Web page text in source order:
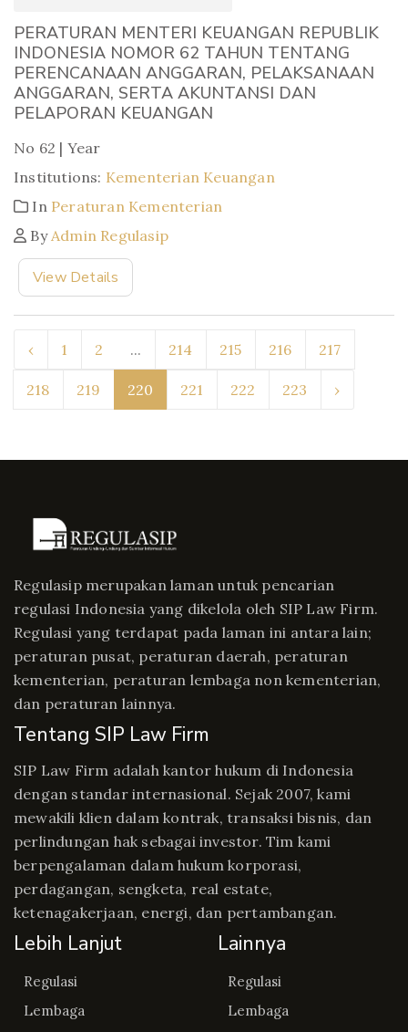
PERATURAN MENTERI KEUANGAN REPUBLIK
INDONESIA NOMOR 62 TAHUN TENTANG
PERENCANAAN ANGGARAN, PELAKSANAAN
ANGGARAN, SERTA AKUNTANSI DAN
PELAPORAN KEUANGAN
No 62 | Year
Institutions: Kementerian Keuangan
In Peraturan Kementerian
ByAdmin Regulasip
View Details
‹ 1 2 ... 214 215 216 217
218 219 220 221 222 223 ›
Regulasip merupakan laman untuk pencarian
regulasi Indonesia yang dikelola oleh SIP Law Firm.
Regulasi yang terdapat pada laman ini antara lain;
peraturan pusat, peraturan daerah, peraturan
kementerian, peraturan lembaga non kementerian,
dan peraturan lainnya.
Tentang SIP Law Firm
SIP Law Firm adalah kantor hukum di Indonesia
dengan standar internasional. Sejak 2007, kami
mewakili klien dalam kontrak, transaksi bisnis, dan
perlindungan hak sebagai investor. Tim kami
berpengalaman dalam hukum korporasi,
perdagangan, sengketa, real estate,
ketenagakerjaan, energi, dan pertambangan.
Lebih Lanjut
Regulasi
Lembaga
Lainnya
Regulasi
Lembaga